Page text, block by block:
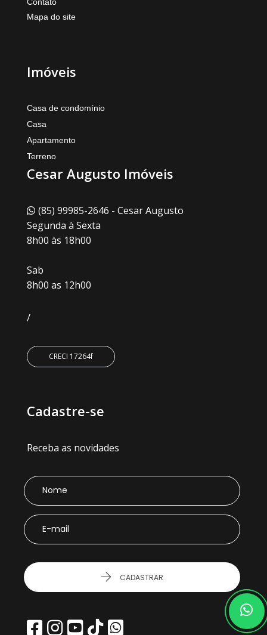
Mapa do site
Imóveis
Casa de condomínio
Casa
Apartamento
Terreno
Cesar Augusto Imóveis
(85) 99985-2646 - Cesar Augusto
Segunda à Sexta
8h00 às 18h00
Sab
8h00 as 12h00
/
CRECI 17264f
Cadastre-se
Receba as novidades
CADASTRAR